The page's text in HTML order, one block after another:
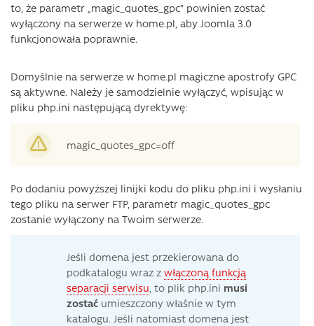
to, że parametr „magic_quotes_gpc” powinien zostać
wyłączony na serwerze w home.pl, aby Joomla 3.0
funkcjonowała poprawnie.
Domyślnie na serwerze w home.pl magiczne apostrofy GPC
są aktywne. Należy je samodzielnie wyłączyć, wpisując w
pliku php.ini następującą dyrektywę:
magic_quotes_gpc=off
Po dodaniu powyższej linijki kodu do pliku php.ini i wysłaniu
tego pliku na serwer FTP, parametr magic_quotes_gpc
zostanie wyłączony na Twoim serwerze.
Jeśli domena jest przekierowana do
podkatalogu wraz z włączoną funkcją
separacji serwisu, to plik php.ini musi
zostać umieszczony właśnie w tym
katalogu. Jeśli natomiast domena jest